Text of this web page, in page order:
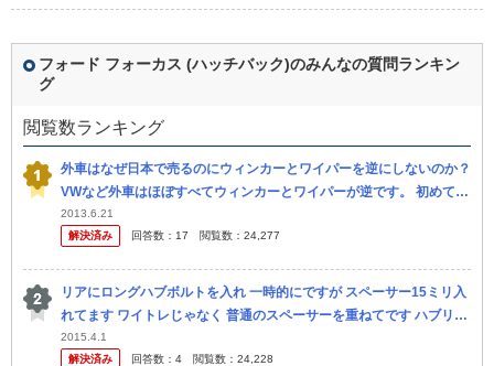
フォード フォーカス (ハッチバック)のみんなの質問ランキン
グ
閲覧数ランキング
外車はなぜ日本で売るのにウィンカーとワイパーを逆にしないのか？
VWなど外車はほぼすべてウィンカーとワイパーが逆です。 初めて独
車に乗ったときウィンカーとワイパーを何度も間違えてしまいまし
た。 ...
2013.6.21
解決済み
回答数： 17 閲覧数： 24,277
リアにロングハブボルトを入れ 一時的にですが スペーサー15ミリ入
れてます ワイトレじゃなく 普通のスペーサーを重ねてです ハブリン
グつけるなら ワイトレしか無理でしょうか？
2015.4.1
解決済み
回答数： 4 閲覧数： 24,228